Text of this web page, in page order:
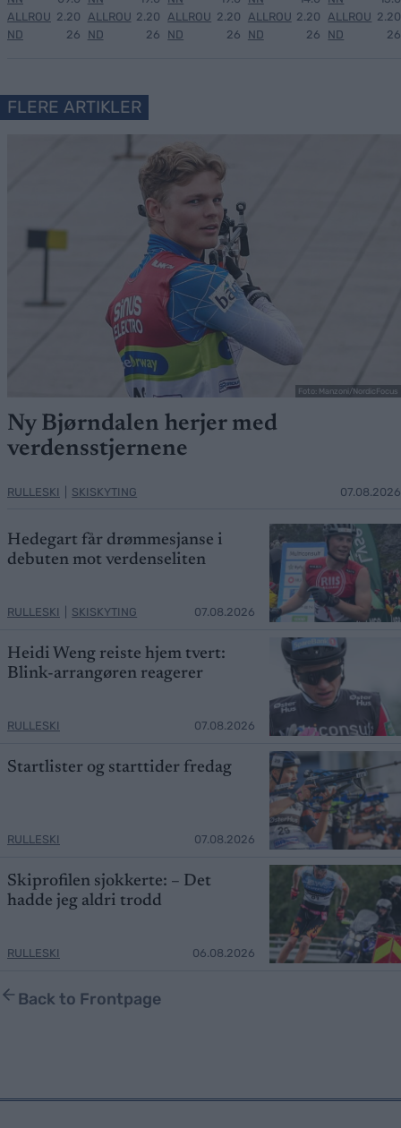
ALLROU
ND
2.20
26
ALLROU
ND
2.20
26
ALLROU
ND
2.20
26
ALLROU
ND
2.20
26
ALLROU
ND
2.20
26
FLERE ARTIKLER
Foto: Manzoni/NordicFocus
Ny Bjørndalen herjer med
verdensstjernene
RULLESKI SKISKYTING 07.08.2026
Hedegart får drømmesjanse i
debuten mot verdenseliten
RULLESKI SKISKYTING 07.08.2026
Heidi Weng reiste hjem tvert:
Blink-arrangøren reagerer
RULLESKI 07.08.2026
Startlister og starttider fredag
RULLESKI 07.08.2026
Skiprofilen sjokkerte: – Det
hadde jeg aldri trodd
RULLESKI 06.08.2026
Back to Frontpage